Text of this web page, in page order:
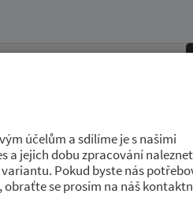
účelům a sdílíme je s našimi
a jejich dobu zpracování
Pokud byste nás
se prosím na náš
O obci